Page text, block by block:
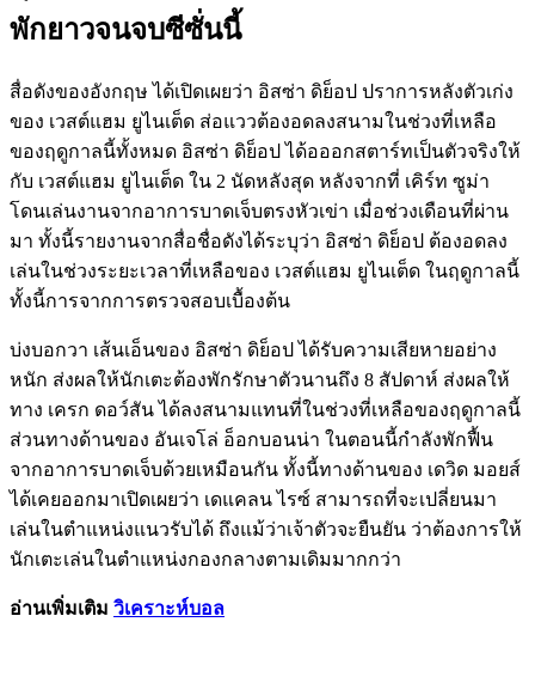
พักยาวจนจบซีซั่นนี้
สื่อดังของอังกฤษ ได้เปิดเผยว่า อิสซ่า ดิย็อป ปราการหลังตัวเก่ง
ของ เวสต์แฮม ยูไนเต็ด ส่อแววต้องอดลงสนามในช่วงที่เหลือ
ของฤดูกาลนี้ทั้งหมด อิสซ่า ดิย็อป ได้อออกสตาร์ทเป็นตัวจริงให้
กับ เวสต์แฮม ยูไนเต็ด ใน 2 นัดหลังสุด หลังจากที่ เคิร์ท ซูม่า
โดนเล่นงานจากอาการบาดเจ็บตรงหัวเข่า เมื่อช่วงเดือนที่ผ่าน
มา ทั้งนี้รายงานจากสื่อชื่อดังได้ระบุว่า อิสซ่า ดิย็อป ต้องอดลง
เล่นในช่วงระยะเวลาที่เหลือของ เวสต์แฮม ยูไนเต็ด ในฤดูกาลนี้
ทั้งนี้การจากการตรวจสอบเบื้องต้น
บ่งบอกวา เส้นเอ็นของ อิสซ่า ดิย็อป ได้รับความเสียหายอย่าง
หนัก ส่งผลให้นักเตะต้องพักรักษาตัวนานถึง 8 สัปดาห์ ส่งผลให้
ทาง เครก ดอว์สัน ได้ลงสนามแทนที่ในช่วงที่เหลือของฤดูกาลนี้
ส่วนทางด้านของ อันเจโล่ อ็อกบอนน่า ในตอนนี้กำลังพักฟื้น
จากอาการบาดเจ็บด้วยเหมือนกัน ทั้งนี้ทางด้านของ เดวิด มอยส์
ได้เคยออกมาเปิดเผยว่า เดแคลน ไรซ์ สามารถที่จะเปลี่ยนมา
เล่นในตำแหน่งแนวรับได้ ถึงแม้ว่าเจ้าตัวจะยืนยัน ว่าต้องการให้
นักเตะเล่นในตำแหน่งกองกลางตามเดิมมากกว่า
อ่านเพิ่มเติม วิเคราะห์บอล